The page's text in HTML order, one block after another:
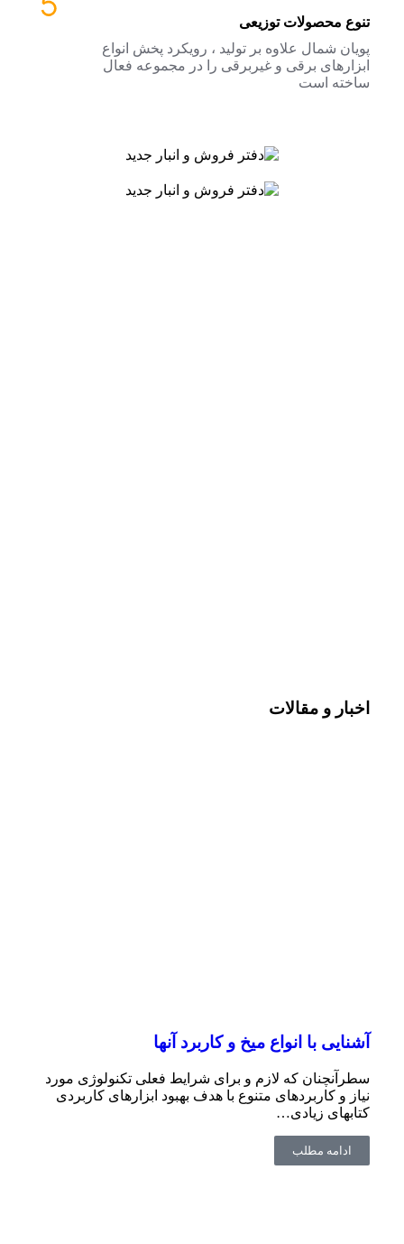
تنوع محصولات توزیعی
پویان شمال علاوه بر تولید ، رویکرد پخش انواع
ابزارهای برقی و غیربرقی را در مجموعه فعال
ساخته است
اخبار و مقالات
آشنایی با انواع میخ و کاربرد آنها
سطرآنچنان که لازم و برای شرایط فعلی تکنولوژی مورد
نیاز و کاربردهای متنوع با هدف بهبود ابزارهای کاربردی
کتابهای زیادی…
ادامه مطلب